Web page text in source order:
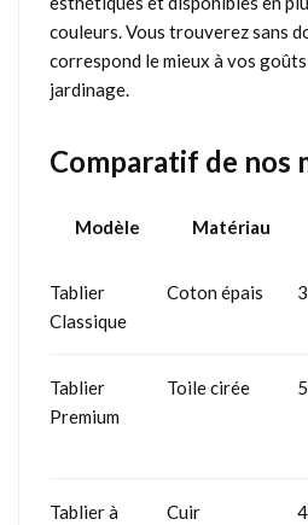
couleurs. Vous trouverez sans
correspond le mieux à vos
jardinage.
Comparatif de nos
Modèle Matériau
Tablier
Classique
Coton épais
Tablier
Premium
Toile cirée
Tablier à
Cuir